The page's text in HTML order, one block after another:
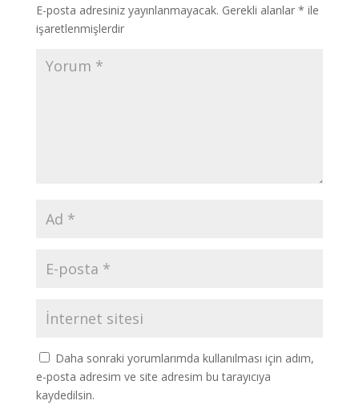
E-posta adresiniz yayınlanmayacak. Gerekli alanlar * ile
işaretlenmişlerdir
Daha sonraki yorumlarımda kullanılması için adım,
e-posta adresim ve site adresim bu tarayıcıya
kaydedilsin.